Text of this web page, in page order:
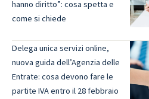
hanno diritto”: cosa spetta e
come si chiede
Delega unica servizi online,
nuova guida dell’Agenzia delle
Entrate: cosa devono fare le
partite IVA entro il 28 febbraio